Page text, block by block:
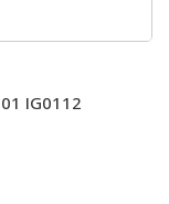
IG0112